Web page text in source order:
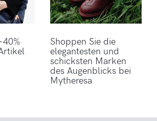
Shoppen Sie die
elegantesten und
schicksten Marken
des Augenblicks bei
Mytheresa